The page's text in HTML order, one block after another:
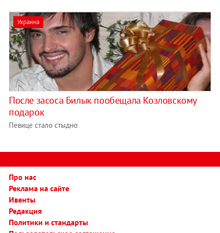
Украина
После засоса Билык пообещала Козловскому
подарок
Певице стало стыдно
Про нас
Реклама на сайте
Ивенты
Редакция
Политики и стандарты